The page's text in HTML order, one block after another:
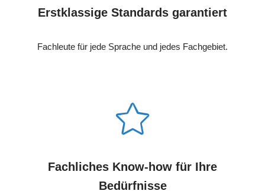
Erstklassige Standards garantiert
Fachleute für jede Sprache und jedes Fachgebiet.
Fachliches Know-how für Ihre
Bedürfnisse